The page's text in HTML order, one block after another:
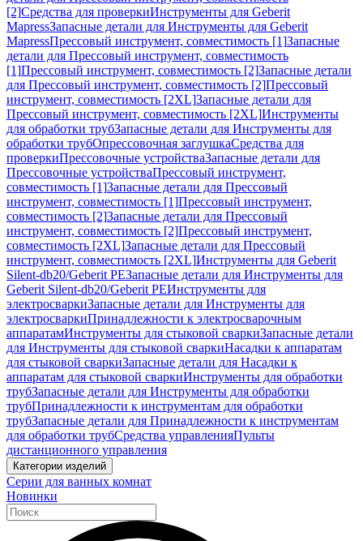
[2]Средства для проверкиИнструменты для Geberit
MapressЗапасные детали для Инструменты для Geberit
MapressПрессовый инструмент, совместимость [1]Запасные
детали для Прессовый инструмент, совместимость
[1]Прессовый инструмент, совместимость [2]Запасные детали
для Прессовый инструмент, совместимость [2]Прессовый
инструмент, совместимость [2XL]Запасные детали для
Прессовый инструмент, совместимость [2XL]Инструменты
для обработки трубЗапасные детали для Инструменты для
обработки трубОпрессовочная заглушкаСредства для
проверкиПрессовочные устройстваЗапасные детали для
Прессовочные устройстваПрессовый инструмент,
совместимость [1]Запасные детали для Прессовый
инструмент, совместимость [1]Прессовый инструмент,
совместимость [2]Запасные детали для Прессовый
инструмент, совместимость [2]Прессовый инструмент,
совместимость [2XL]Запасные детали для Прессовый
инструмент, совместимость [2XL]Инструменты для Geberit
Silent-db20/Geberit PEЗапасные детали для Инструменты для
Geberit Silent-db20/Geberit PEИнструменты для
электросваркиЗапасные детали для Инструменты для
электросваркиПринадлежности к электросварочным
аппаратамИнструменты для стыковой сваркиЗапасные детали
для Инструменты для стыковой сваркиНасадки к аппаратам
для стыковой сваркиЗапасные детали для Насадки к
аппаратам для стыковой сваркиИнструменты для обработки
трубЗапасные детали для Инструменты для обработки
трубПринадлежности к инструментам для обработки
трубЗапасные детали для Принадлежности к инструментам
для обработки трубСредства управленияПульты
дистанционного управления
Категории изделий
Серии для ванных комнат
Новинки